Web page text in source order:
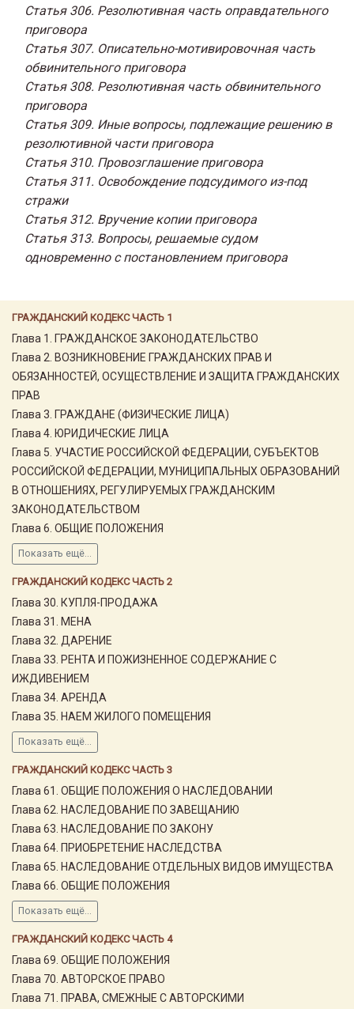
ГРАЖДАНСКИЙ КОДЕКС ЧАСТЬ 1
Глава 1. ГРАЖДАНСКОЕ ЗАКОНОДАТЕЛЬСТВО
Глава 2. ВОЗНИКНОВЕНИЕ ГРАЖДАНСКИХ ПРАВ И
ОБЯЗАННОСТЕЙ, ОСУЩЕСТВЛЕНИЕ И ЗАЩИТА ГРАЖДАНСКИХ
ПРАВ
Глава 3. ГРАЖДАНЕ (ФИЗИЧЕСКИЕ ЛИЦА)
Глава 4. ЮРИДИЧЕСКИЕ ЛИЦА
Глава 5. УЧАСТИЕ РОССИЙСКОЙ ФЕДЕРАЦИИ, СУБЪЕКТОВ
РОССИЙСКОЙ ФЕДЕРАЦИИ, МУНИЦИПАЛЬНЫХ ОБРАЗОВАНИЙ
В ОТНОШЕНИЯХ, РЕГУЛИРУЕМЫХ ГРАЖДАНСКИМ
ЗАКОНОДАТЕЛЬСТВОМ
Глава 6. ОБЩИЕ ПОЛОЖЕНИЯ
Показать ещё...
ГРАЖДАНСКИЙ КОДЕКС ЧАСТЬ 2
Глава 30. КУПЛЯ-ПРОДАЖА
Глава 31. МЕНА
Глава 32. ДАРЕНИЕ
Глава 33. РЕНТА И ПОЖИЗНЕННОЕ СОДЕРЖАНИЕ С
ИЖДИВЕНИЕМ
Глава 34. АРЕНДА
Глава 35. НАЕМ ЖИЛОГО ПОМЕЩЕНИЯ
Показать ещё...
ГРАЖДАНСКИЙ КОДЕКС ЧАСТЬ 3
Глава 61. ОБЩИЕ ПОЛОЖЕНИЯ О НАСЛЕДОВАНИИ
Глава 62. НАСЛЕДОВАНИЕ ПО ЗАВЕЩАНИЮ
Глава 63. НАСЛЕДОВАНИЕ ПО ЗАКОНУ
Глава 64. ПРИОБРЕТЕНИЕ НАСЛЕДСТВА
Глава 65. НАСЛЕДОВАНИЕ ОТДЕЛЬНЫХ ВИДОВ ИМУЩЕСТВА
Глава 66. ОБЩИЕ ПОЛОЖЕНИЯ
Показать ещё...
ГРАЖДАНСКИЙ КОДЕКС ЧАСТЬ 4
Глава 69. ОБЩИЕ ПОЛОЖЕНИЯ
Глава 70. АВТОРСКОЕ ПРАВО
Глава 71. ПРАВА, СМЕЖНЫЕ С АВТОРСКИМИ
Статья 306. Резолютивная часть оправдательного
приговора
Статья 307. Описательно-мотивировочная часть
обвинительного приговора
Статья 308. Резолютивная часть обвинительного
приговора
Статья 309. Иные вопросы, подлежащие решению в
резолютивной части приговора
Статья 310. Провозглашение приговора
Статья 311. Освобождение подсудимого из-под
стражи
Статья 312. Вручение копии приговора
Статья 313. Вопросы, решаемые судом
одновременно с постановлением приговора